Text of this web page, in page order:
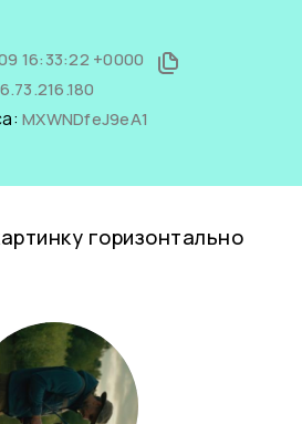
16:33:22 +0000
MXWNDfeJ9eA1
горизонтально